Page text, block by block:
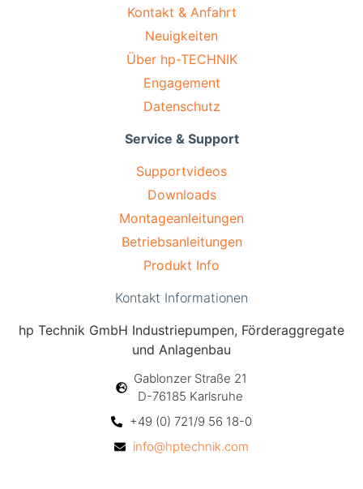
Kontakt & Anfahrt
Neuigkeiten
Über hp-TECHNIK
Engagement
Datenschutz
Service & Support
Supportvideos
Downloads
Montageanleitungen
Betriebsanleitungen
Produkt Info
Kontakt Informationen
hp Technik GmbH Industriepumpen, Förderaggregate
und Anlagenbau
Gablonzer Straße 21
D-76185 Karlsruhe
+49 (0) 721/9 56 18-0
info@hptechnik.com